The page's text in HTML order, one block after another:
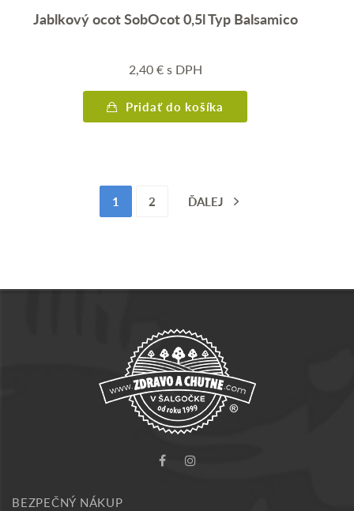
Jablkový ocot SobOcot 0,5l Typ Balsamico
2,40€s DPH
Pridať do košíka
1 2 ĎALEJ
BEZPEČNÝ NÁKUP